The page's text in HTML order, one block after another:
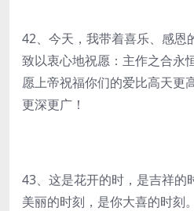
42、今天，我带着喜乐、感恩
致以衷心地祝愿：主作之合永
愿上帝祝福你们的爱比高天更
更深更广！
43、这是花开的时，是吉祥的
美丽的时刻，是你大喜的时刻